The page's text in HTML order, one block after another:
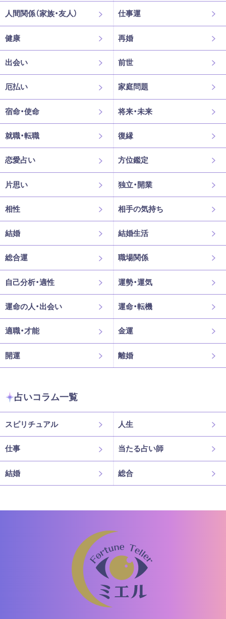
人間関係（家族・友人） 仕事運
健康 再婚
出会い 前世
厄払い 家庭問題
宿命・使命 将来・未来
就職・転職 復縁
恋愛占い 方位鑑定
片思い 独立・開業
相性 相手の気持ち
結婚 結婚生活
総合運 職場関係
自己分析・適性 運勢・運気
運命の人・出会い 運命・転機
適職・才能 金運
開運 離婚
占いコラム一覧
スピリチュアル 人生
仕事 当たる占い師
結婚 総合